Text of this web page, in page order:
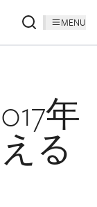
MENU
年
る